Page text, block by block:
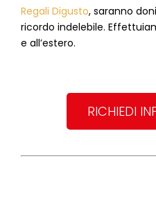
Regali Digusto, saranno
ricordo indelebile.
e all’estero.
RICHIEDI